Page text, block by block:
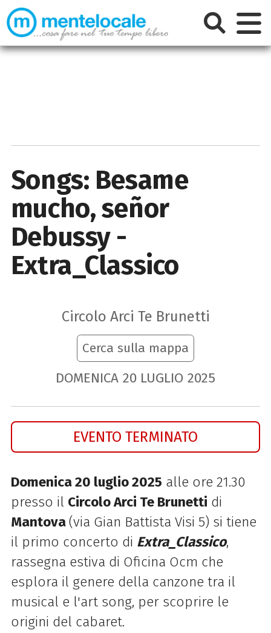
Songs: Besame
mucho, señor
Debussy -
Extra_Classico
Circolo Arci Te Brunetti
Cerca sulla mappa
DOMENICA 20 LUGLIO 2025
EVENTO TERMINATO
Domenica 20 luglio 2025 alle ore 21.30
presso il Circolo Arci Te Brunetti di
Mantova(via Gian Battista Visi 5) si tiene
il primo concerto di Extra_Classico,
rassegna estiva di Oficina Ocm che
esplora il genere della canzone tra il
musical e l'art song, per scoprire le
origini del cabaret.